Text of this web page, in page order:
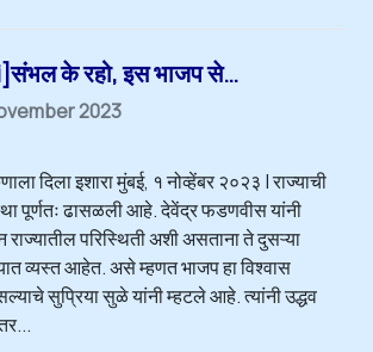
के रहो, इस भाजप से…
2023
दिला इशारा मुंबई, १ नोव्हेंबर २०२३ | राज्याची
पूर्णतः ढासळली आहे. देवेंद्र फडणवीस यांनी
परिस्थिती अशी असताना ते दुसऱ्या
व्यस्त आहेत. असे म्हणत भाजप हा विश्वास
सुप्रिया सुळे यांनी म्हटले आहे. त्यांनी उद्धव